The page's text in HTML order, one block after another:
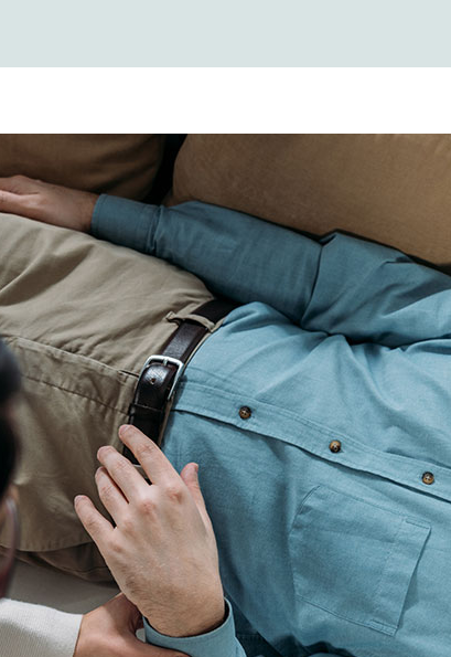
FORMACIÓN EN
Cursos